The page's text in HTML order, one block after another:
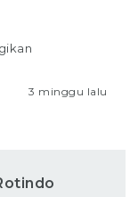
3 minggu lalu